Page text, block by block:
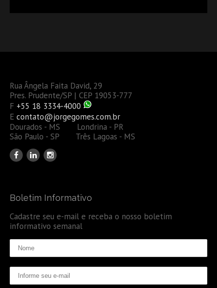
Rua Ângela Faita David, 29
Pres. Prudente/SP | CEP 19053-777
F +55 18 3334-4000
E contato@jorgegomes.com.br
Dourados - MS Londrina - PR
São Paulo - SP Três Lagoas - MS
Boletim Informativo
Cadastre seu e-mail e receba o nosso boletim
informativo semanal